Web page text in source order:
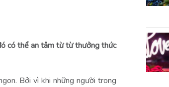
có thể an tâm từ từ thưởng thức
Bởi vì khi những người trong